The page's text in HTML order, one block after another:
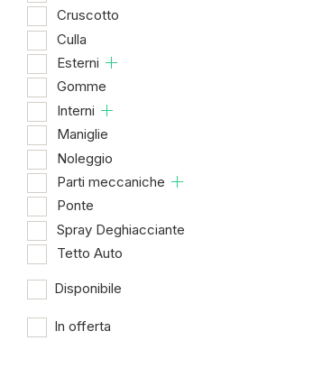
Cruscotto
Culla
Esterni
Gomme
Interni
Maniglie
Noleggio
Parti meccaniche
Ponte
Spray Deghiacciante
Tetto Auto
Disponibile
In offerta